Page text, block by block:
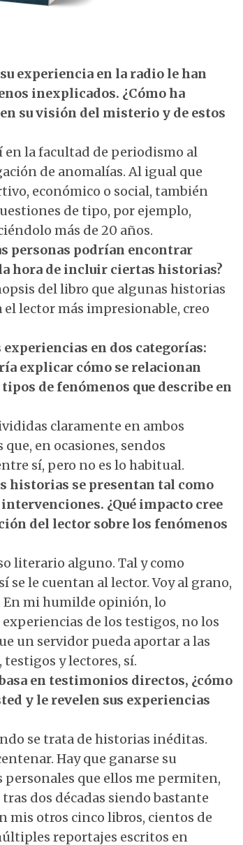
experiencia en la radio le han
inexplicados. ¿Cómo ha
su visión del misterio y de estos
en la facultad de periodismo al
de anomalías. Al igual que
económico o social, también
de tipo, por ejemplo,
más de 20 años.
personas podrían encontrar
hora de incluir ciertas historias?
del libro que algunas historias
lector más impresionable, creo
en dos categorías:
explicar cómo se relacionan
de fenómenos que describe en
claramente en ambos
en ocasiones, sendos
sí, pero no es lo habitual.
historias se presentan tal como
¿Qué impacto cree
del lector sobre los fenómenos
literario alguno. Tal y como
se le cuentan al lector. Voy al grano,
En mi humilde opinión, lo
de los testigos, no los
un servidor pueda aportar a las
y lectores, sí.
en testimonios directos, ¿cómo
y le revelen sus experiencias
se trata de historias inéditas.
Hay que ganarse su
que ellos me permiten,
dos décadas siendo bastante
mis otros cinco libros, cientos de
reportajes escritos en